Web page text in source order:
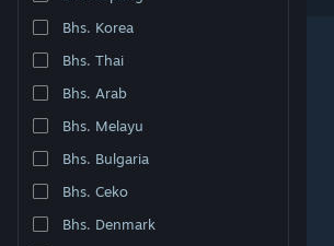
Dapatkan Aplikasi Seluler Steam
Lihat situs web desktop
Bhs. Korea
Bhs. Thai
Bhs. Arab
Bhs. Melayu
Bhs. Bulgaria
Bhs. Ceko
Bhs. Denmark